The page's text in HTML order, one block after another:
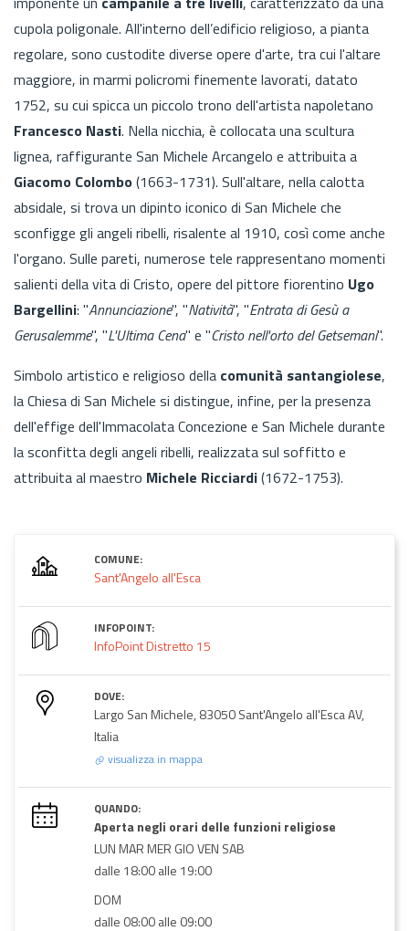
cupola poligonale. All'interno dell’edificio religioso, a pianta
regolare, sono custodite diverse opere d'arte, tra cui l'altare
maggiore, in marmi policromi finemente lavorati, datato
1752, su cui spicca un piccolo trono dell'artista napoletano
Francesco Nasti. Nella nicchia, è collocata una scultura
lignea, raffigurante San Michele Arcangelo e attribuita a
Giacomo Colombo(1663-1731). Sull'altare, nella calotta
absidale, si trova un dipinto iconico di San Michele che
sconfigge gli angeli ribelli, risalente al 1910, così come anche
l'organo. Sulle pareti, numerose tele rappresentano momenti
salienti della vita di Cristo, opere del pittore fiorentino Ugo
Bargellini: "Annunciazione", "Natività", "Entrata di Gesù a
Gerusalemme", "L'Ultima Cena" e "Cristo nell'orto del Getsemani".
Simbolo artistico e religioso della comunità santangiolese,
la Chiesa di San Michele si distingue, infine, per la presenza
dell'effige dell'Immacolata Concezione e San Michele durante
la sconfitta degli angeli ribelli, realizzata sul soffitto e
attribuita al maestro Michele Ricciardi(1672-1753).
COMUNE:
Sant'Angelo all'Esca
INFOPOINT:
InfoPoint Distretto 15
DOVE:
Largo San Michele, 83050 Sant'Angelo all'Esca AV,
Italia
visualizza in mappa
QUANDO:
Aperta negli orari delle funzioni religiose
LUN MAR MER GIO VEN SAB
dalle 18:00 alle 19:00
DOM
dalle 08:00 alle 09:00